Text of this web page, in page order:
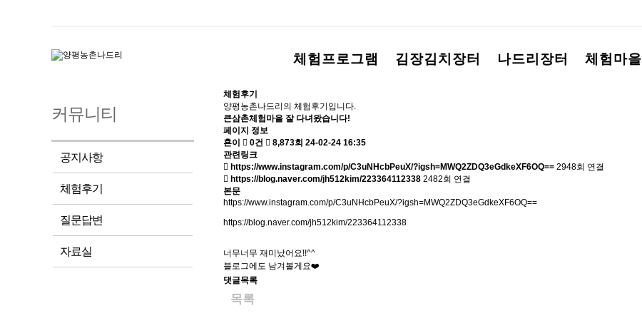
체험프로그램 김장김치장터 나드리장터 체험마을
커뮤니티
공지사항
체험후기
질문답변
자료실
체험후기
양평농촌나드리의 체험후기입니다.
큰삼촌체험마을 잘 다녀왔습니다!
페이지 정보
횬이
0건 8,873회 24-02-24 16:35
관련링크
https://www.instagram.com/p/C3uNHcbPeuX/?igsh=MWQ2ZDQ3eGdkeXF6OQ== 2948회 연결
https://blog.naver.com/jh512kim/223364112338 2482회 연결
본문
https://www.instagram.com/p/C3uNHcbPeuX/?igsh=MWQ2ZDQ3eGdkeXF6OQ==
https://blog.naver.com/jh512kim/223364112338
너무너무 재미났어요!!^^
블로그에도 남겨볼게요❤️
댓글목록
목록